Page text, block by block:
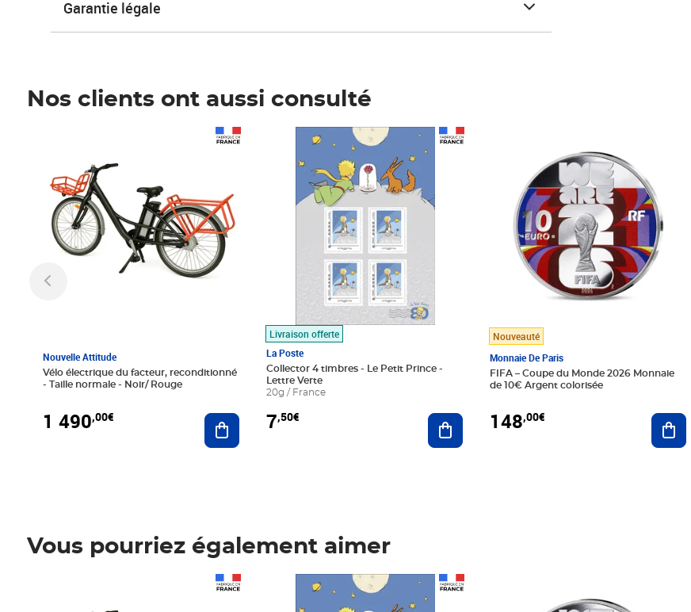
Garantie légale
Nos clients ont aussi consulté
Nouvelle Attitude
Vélo électrique du facteur, reconditionné
- Taille normale - Noir/ Rouge
1 490,00€ Ajouter au panier
Livraison offerte
La Poste
Collector 4 timbres - Le Petit Prince -
Lettre Verte
20g / France
7,50€
Prix 7,50€
Ajouter au panier
Nouveauté
Monnaie De Paris
FIFA – Coupe du Monde 2026 Monnaie
de 10€ Argent colorisée
148,00€
Vous pourriez également aimer
Prix 7,50€